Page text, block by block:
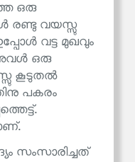
ഒരു
രണ്ടു വയസ്സു
വട്ട മുഖവും
അവൾ ഒരു
കൂടുതൽ
പകരം
സംസാരിച്ചത്